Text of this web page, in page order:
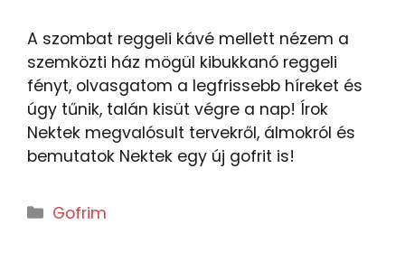
A szombat reggeli kávé mellett nézem a
szemközti ház mögül kibukkanó reggeli
fényt, olvasgatom a legfrissebb híreket és
úgy tűnik, talán kisüt végre a nap! Írok
Nektek megvalósult tervekről, álmokról és
bemutatok Nektek egy új gofrit is!
Gofrim